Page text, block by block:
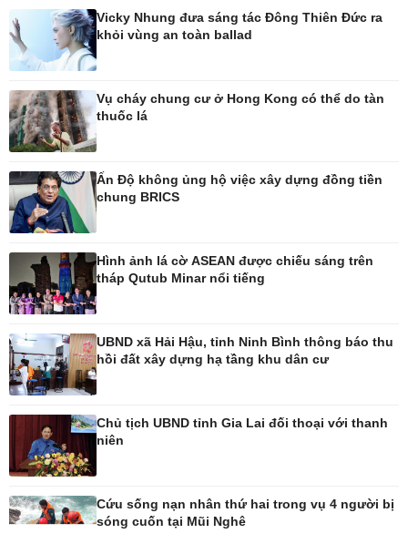
Tư vấn luật
Bóng đá Việt Nam
Thế giới thể thao
Ô tô - Xe máy
Xe máy
Tư vấn
Doanh nghiệp 24h
Doanh nhân
Công nghệ
Sành điệu
Tin Công nghệ
Chuyển đổi số
Sức khỏe
Nhi khoa
Nam khoa
Vicky Nhung đưa sáng tác Đông Thiên Đức ra
khỏi vùng an toàn ballad
Vụ cháy chung cư ở Hong Kong có thể do tàn
thuốc lá
Ấn Độ không ủng hộ việc xây dựng đồng tiền
chung BRICS
Hình ảnh lá cờ ASEAN được chiếu sáng trên
tháp Qutub Minar nổi tiếng
UBND xã Hải Hậu, tỉnh Ninh Bình thông báo thu
hồi đất xây dựng hạ tầng khu dân cư
Chủ tịch UBND tỉnh Gia Lai đối thoại với thanh
niên
Cứu sống nạn nhân thứ hai trong vụ 4 người bị
sóng cuốn tại Mũi Nghê